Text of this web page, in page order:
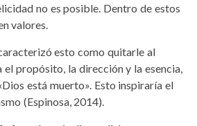
no es posible. Dentro de estos
valores.
esto como quitarle al
el propósito, la dirección y la esencia,
está muerto». Esto inspiraría el
(Espinosa, 2014).